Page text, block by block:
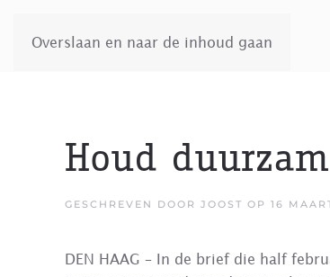
Overslaan en naar de inhoud gaan
Houd
GESCHREVEN DOOR JOOST OP 16
DEN HAAG – In de brief die half